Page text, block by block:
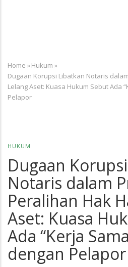
Breadcrumb
Home »Hukum »
Dugaan Korupsi Libatkan Notaris
Lelang Aset: Kuasa Hukum Sebut Ada
Pelapor
HUKUM
Dugaan
Notaris dalam
Peralihan Hak
Aset: Kuasa
Ada “Kerja
dengan Pelapor